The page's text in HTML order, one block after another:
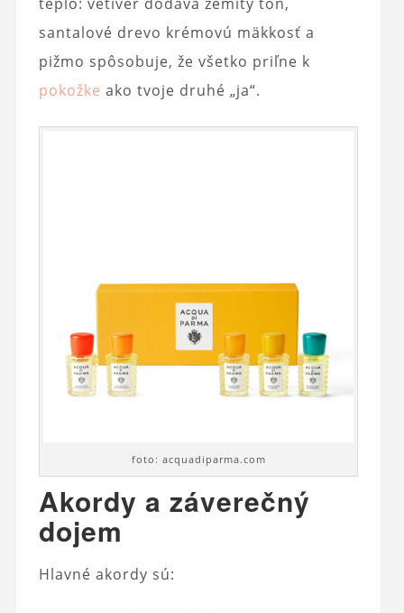
santalové drevo krémovú mäkkosť a
pižmo spôsobuje, že všetko priľne k
pokožke ako tvoje druhé „ja“.
foto: acquadiparma.com
Akordy a záverečný
dojem
Hlavné akordy sú: